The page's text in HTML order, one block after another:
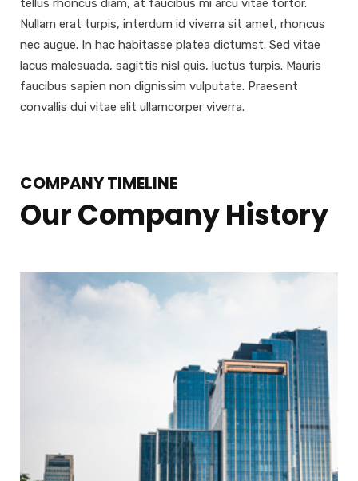
tellus rhoncus diam, at faucibus mi arcu vitae tortor.
Nullam erat turpis, interdum id viverra sit amet, rhoncus
nec augue. In hac habitasse platea dictumst. Sed vitae
lacus malesuada, sagittis nisl quis, luctus turpis. Mauris
faucibus sapien non dignissim vulputate. Praesent
convallis dui vitae elit ullamcorper viverra.
COMPANY TIMELINE
Our Company History